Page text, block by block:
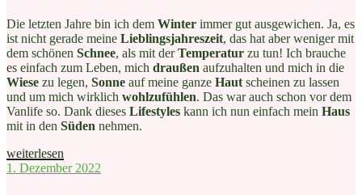
Die letzten Jahre bin ich dem Winter immer gut ausgewichen. Ja, es
ist nicht gerade meine Lieblingsjahreszeit, das hat aber weniger mit
dem schönen Schnee, als mit derTemperatur zu tun! Ich brauche
es einfach zum Leben, mich draußen aufzuhalten und mich in die
Wiese zu legen, Sonne auf meine ganze Haut scheinen zu lassen
und um mich wirklich wohlzufühlen. Das war auch schon vor dem
Vanlife so. Dank dieses Lifestyles kann ich nun einfach mein Haus
mit in den Süden nehmen.
„Winter
Vanlife“
weiterlesen
Veröffentlicht
1. Dezember 2022